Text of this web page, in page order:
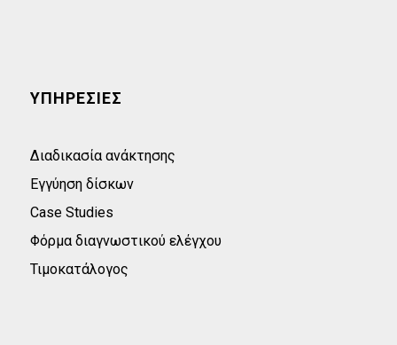
ΥΠΗΡΕΣΙΕΣ
Διαδικασία ανάκτησης
Εγγύηση δίσκων
Case Studies
Φόρμα διαγνωστικού ελέγχου
Τιμοκατάλογος